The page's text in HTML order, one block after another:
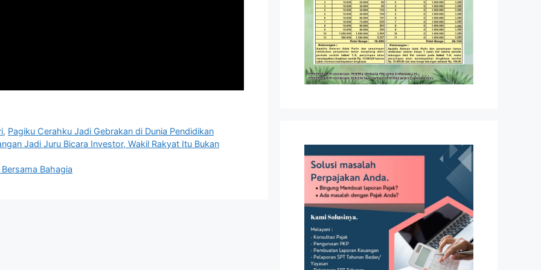
, Pagiku Cerahku Jadi Gebrakan di Dunia Pendidikan
Jadi Juru Bicara Investor, Wakil Rakyat Itu Bukan
Bahagia